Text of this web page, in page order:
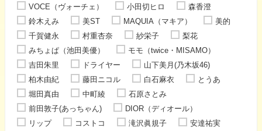
VOCE（ヴォーチェ）
小田切ヒロ
森香澄
鈴木えみ
美ST MAQUIA（マキア）
美的
千賀健永
村重杏奈 紗栄子
梨花
みちょぱ（池田美優）
モモ（twice・MISAMO）
吉田朱里
ドライヤー
山下美月(乃木坂46)
柏木由紀
藤田ニコル 白石麻衣
とうあ
堀田真由
中町綾
石原さとみ
前田敦子(あっちゃん)
DIOR（ディオール）
リップ
コストコ 滝沢眞規子
安達祐実